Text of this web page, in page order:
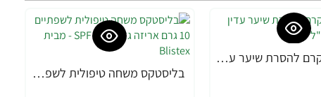
אורנה 19 קרם להסרת שיער עדין במיוחד 90 מ"ל
-38% בליסטקס משחה טיפולית לשפתיים 10 גרם אריזה גדולה SPF 10 - מבית Blistex